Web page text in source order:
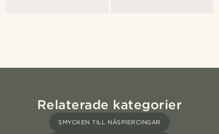
Relaterade kategorier
SMYCKEN TILL NÄSPIERCINGAR